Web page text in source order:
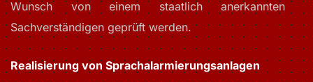
Wunsch von einem staatlich anerkannten
Sachverständigen geprüft werden.
Realisierung von Sprachalarmierungsanlagen